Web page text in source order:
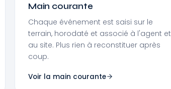
Main courante
Chaque événement est saisi sur le
terrain, horodaté et associé à l'agent et
au site. Plus rien à reconstituer après
coup.
Voir la main courante